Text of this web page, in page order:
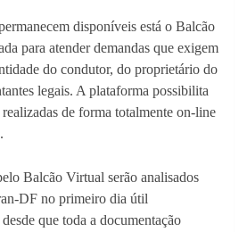
disponíveis está o Balcão
para atender demandas que exigem
do condutor, do proprietário do
legais. A plataforma possibilita
de forma totalmente on-line
Balcão Virtual serão analisados
DF no primeiro dia útil
que toda a documentação